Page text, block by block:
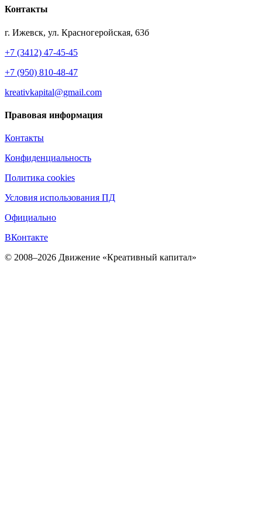
Контакты
г. Ижевск, ул. Красногеройская, 63б
+7 (3412) 47-45-45
+7 (950) 810-48-47
kreativkapital@gmail.com
Правовая информация
Контакты
Конфиденциальность
Политика cookies
Условия использования ПД
Официально
ВКонтакте
© 2008–2026 Движение «Креативный капитал»